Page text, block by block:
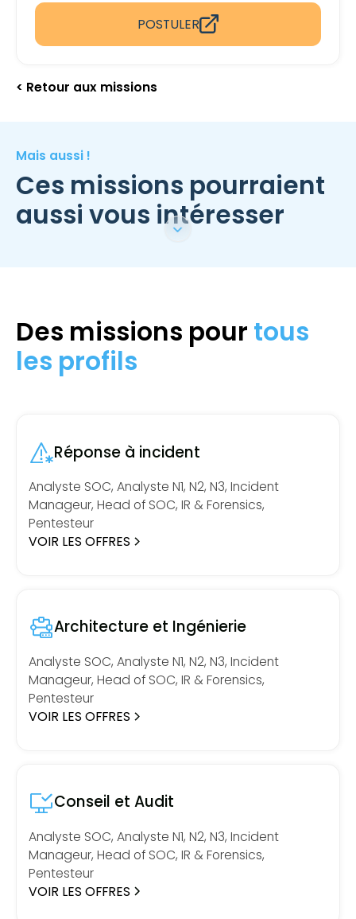
POSTULER
< Retour aux missions
Mais aussi !
Ces missions pourraient
aussi vous intéresser
Des missions pour tous
les profils
Réponse à incident
Analyste SOC, Analyste N1, N2, N3, Incident
Manageur, Head of SOC, IR & Forensics,
Pentesteur
VOIR LES OFFRES
Architecture et Ingénierie
Analyste SOC, Analyste N1, N2, N3, Incident
Manageur, Head of SOC, IR & Forensics,
Pentesteur
VOIR LES OFFRES
Conseil et Audit
Analyste SOC, Analyste N1, N2, N3, Incident
Manageur, Head of SOC, IR & Forensics,
Pentesteur
VOIR LES OFFRES